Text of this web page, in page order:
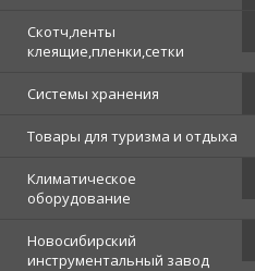
Скотч,ленты
клеящие,пленки,сетки
Системы хранения
Товары для туризма и отдыха
Климатическое
оборудование
Новосибирский
инструментальный завод